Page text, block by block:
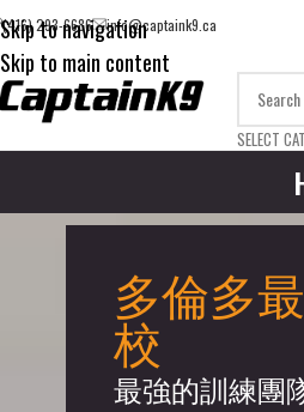
Skip to navigation
Skip to main content
(416) 293-6686 info@captaink9.ca
SELECT
多倫多
校
最強的訓練團